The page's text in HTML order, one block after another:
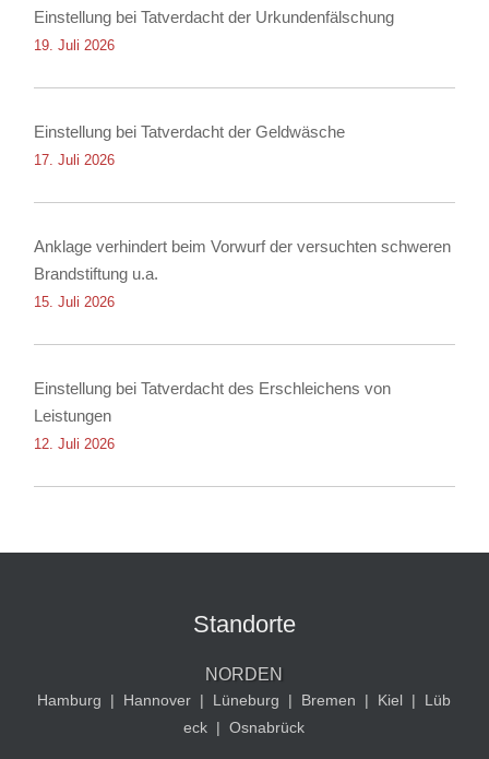
Einstellung bei Tatverdacht der Urkundenfälschung
19. Juli 2026
Einstellung bei Tatverdacht der Geldwäsche
17. Juli 2026
Anklage verhindert beim Vorwurf der versuchten schweren
Brandstiftung u.a.
15. Juli 2026
Einstellung bei Tatverdacht des Erschleichens von
Leistungen
12. Juli 2026
Standorte
NORDEN
Hamburg | Hannover | Lüneburg | Bremen | Kiel |
Lüb
eck | Osnabrück